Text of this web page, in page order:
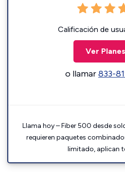
Calificación de
Ver Planes
o llamar833-
Llama hoy – Fiber 500 desde
requieren paquetes
limitado, aplican